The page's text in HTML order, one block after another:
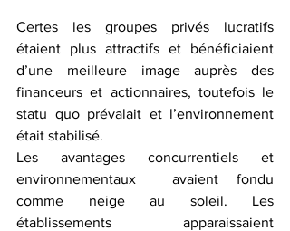
Certes les groupes privés lucratifs
étaient plus attractifs et bénéficiaient
d’une meilleure image auprès des
financeurs et actionnaires, toutefois le
statu quo prévalait et l’environnement
était stabilisé.
Les avantages concurrentiels et
environnementaux  avaient fondu
comme neige au soleil. Les
établissements apparaissaient